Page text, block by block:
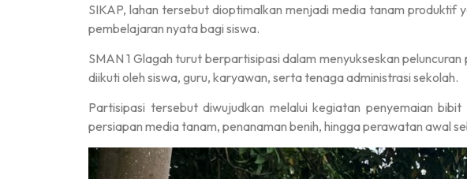
SIKAP, lahan tersebut dioptimalkan menjadi media tanam
pembelajaran nyata bagi siswa.
SMAN 1 Glagah turut berpartisipasi dalam menyukseskan
diikuti oleh siswa, guru, karyawan, serta tenaga administrasi sekolah.
Partisipasi tersebut diwujudkan melalui kegiatan penyemaian
persiapan media tanam, penanaman benih, hingga perawatan awal